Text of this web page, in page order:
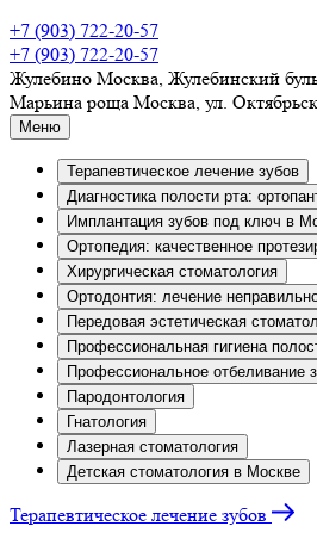
+7 (903) 722-20-57
+7 (903) 722-20-57
Жулебино Москва, Жулебинский
Марьина роща Москва, ул.
Меню
Терапевтическое лечение зубов
Диагностика полости рта:
Имплантация зубов под ключ в
Ортопедия: качественное
Хирургическая стоматология
Ортодонтия: лечение
Передовая эстетическая
Профессиональная гигиена
Профессиональное отбеливание
Пародонтология
Гнатология
Лазерная стоматология
Детская стоматология в Москве
Терапевтическое лечение зубов